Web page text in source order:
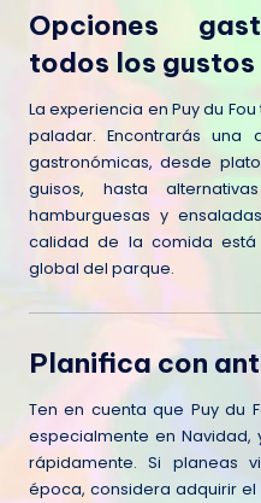
Opciones
todos los gustos
La experiencia en Puy du
paladar. Encontrarás una
gastronómicas, desde
guisos, hasta
hamburguesas y
calidad de la comida
global del parque.
Planifica con
Ten en cuenta que Puy du
especialmente en Navidad,
rápidamente. Si planeas
época, considera adquirir el